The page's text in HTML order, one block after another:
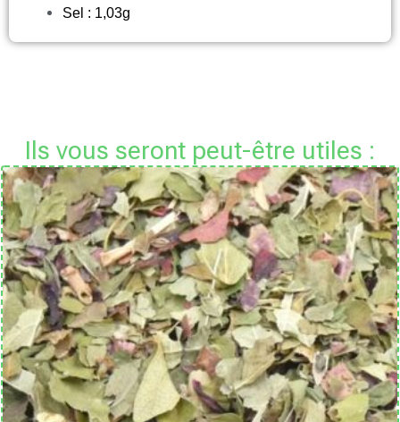
Sel : 1,03g
Ils vous seront peut-être utiles :